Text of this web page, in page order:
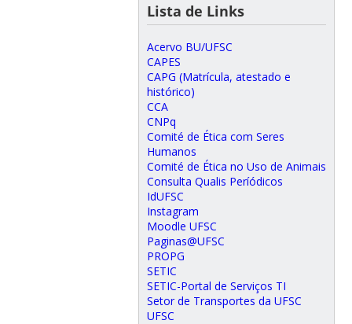
Lista de Links
Acervo BU/UFSC
CAPES
CAPG (Matrícula, atestado e
histórico)
CCA
CNPq
Comité de Ética com Seres
Humanos
Comité de Ética no Uso de Animais
Consulta Qualis Períódicos
IdUFSC
Instagram
Moodle UFSC
Paginas@UFSC
PROPG
SETIC
SETIC-Portal de Serviços TI
Setor de Transportes da UFSC
UFSC